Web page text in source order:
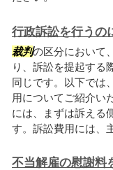
行政訴訟を行うの
裁判の区分において
り、訴訟を提起する
同じです。以下では
用についてご紹介い
には、まずは訴える
す。訴訟費用には、
不当解雇の慰謝料